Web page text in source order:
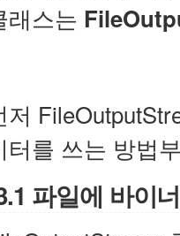
래스는
저
터를 쓰는 방법
파일에 바이